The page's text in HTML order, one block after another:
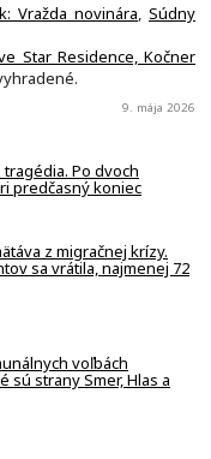
Vražda novinára, Súdny
Star Residence, Kočner
9. mája 2026
Po dvoch
predčasný koniec
z migračnej krízy.
sa vrátila, najmenej 72
voľbách
strany Smer, Hlas a